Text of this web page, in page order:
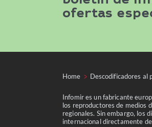
ofertas
Home Descodificadores al
Infomir es un fabricante
los reproductores de medios
regionales. Sin embargo, los
internacional directamente